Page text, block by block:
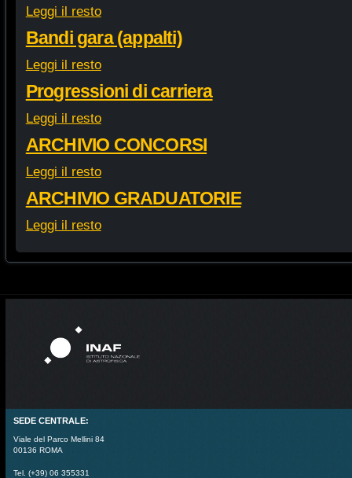
Leggi il resto
Bandi gara (appalti)
Leggi il resto
Progressioni di carriera
Leggi il resto
ARCHIVIO CONCORSI
Leggi il resto
ARCHIVIO GRADUATORIE
Leggi il resto
SEDE CENTRALE:
Viale del Parco Mellini 84
00136 ROMA
Tel. (+39) 06 355331